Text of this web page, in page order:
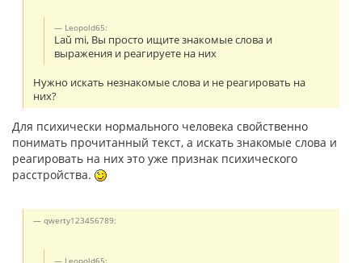
Leopold65:
Laŭ mi, Вы просто ищите знакомые слова и
выражения и реагируете на них
Нужно искать незнакомые слова и не реагировать на
них?
Для психически нормального человека свойственно
понимать прочитанный текст, а искать знакомые слова и
реагировать на них это уже признак психического
расстройства.
qwerty123456789:
Leopold65: